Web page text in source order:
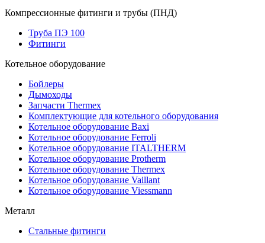
Компрессионные фитинги и трубы (ПНД)
Труба ПЭ 100
Фитинги
Котельное оборудование
Бойлеры
Дымоходы
Запчасти Thermex
Комплектующие для котельного оборудования
Котельное оборудование Baxi
Котельное оборудование Ferroli
Котельное оборудование ITALTHERM
Котельное оборудование Protherm
Котельное оборудование Thermex
Котельное оборудование Vaillant
Котельное оборудование Viessmann
Металл
Стальные фитинги